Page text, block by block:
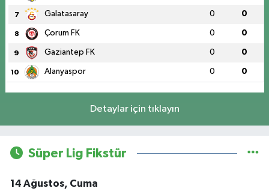
7 Galatasaray 0 0
8 Çorum FK 0 0
9 Gaziantep FK 0 0
10 Alanyaspor 0 0
Detaylar için tıklayın
Süper Lig Fikstür
14 Ağustos, Cuma